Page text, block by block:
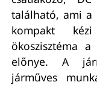
található, ami a
kompakt
ökoszisztéma
előnye. A
járműves